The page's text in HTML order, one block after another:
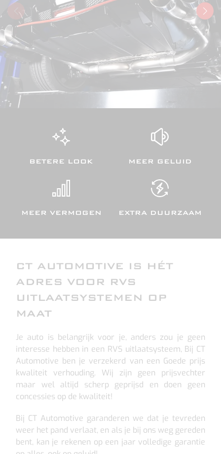
BETERE LOOK MEER GELUID
MEER VERMOGEN EXTRA DUURZAAM
CT AUTOMOTIVE IS HÉT
ADRES VOOR RVS
UITLAATSYSTEMEN OP
MAAT
Je auto is belangrijk voor je, anders zou je geen
interesse hebben in een RVS uitlaatsysteem, Bij CT
Automotive ben je verzekerd van een Goede prijs
kwaliteit verhouding. Wij zijn geen prijsvechter
maar wel altijd scherp geprijsd en doen geen
concessies op de kwaliteit!
Bij CT Automotive garanderen we dat je tevreden
weer het pand verlaat, en als je bij ons weg gereden
bent, kan je rekenen op een jaar volledige garantie